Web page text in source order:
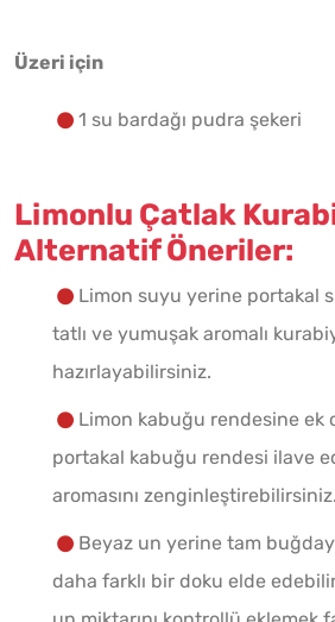
Üzeri için
1 su bardağı pudra şekeri
Limonlu Çatlak
Alternatif Öneriler:
Limon suyu yerine portakal
tatlı ve yumuşak aromalı
hazırlayabilirsiniz.
Limon kabuğu rendesine ek
portakal kabuğu rendesi ilave
aromasını zenginleştirebilirsiniz.
Beyaz un yerine tam
daha farklı bir doku elde